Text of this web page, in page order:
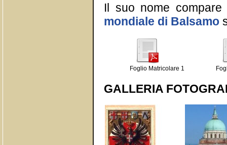
Il suo nome
mondiale di Balsamo
Foglio Matricolare 1
GALLERIA